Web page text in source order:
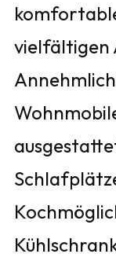
vielfältigen